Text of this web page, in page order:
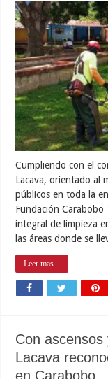
Cumpliendo con el
Lacava, orientado al
públicos en toda la
Fundación
integral de limpieza
las áreas donde se
Leer mas...
Con
Lacava
en Carabobo